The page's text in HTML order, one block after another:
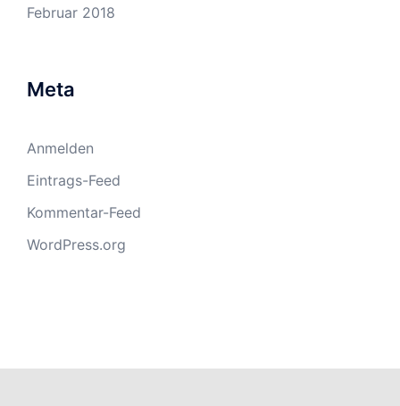
Februar 2018
Meta
Anmelden
Eintrags-Feed
Kommentar-Feed
WordPress.org